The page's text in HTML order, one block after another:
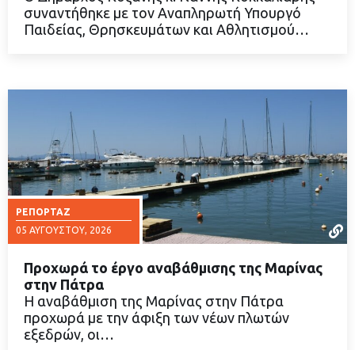
συναντήθηκε με τον Αναπληρωτή Υπουργό
Παιδείας, Θρησκευμάτων και Αθλητισμού…
ΡΕΠΟΡΤΆΖ
05 ΑΥΓΟΎΣΤΟΥ, 2026
ΔΙΑΒΑΣΤΕ ΠΕΡΙΣΣΟΤΕΡΑ
Προχωρά το έργο αναβάθμισης της Μαρίνας
στην Πάτρα
Η αναβάθμιση της Μαρίνας στην Πάτρα
προχωρά με την άφιξη των νέων πλωτών
εξεδρών, οι…